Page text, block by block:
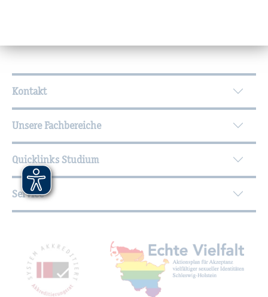
Wei­ter­füh­ren­de In­for­ma­tio­nen
Kontakt
Unsere Fachbereiche
Quicklinks Studium
Service
Mit­glied­schaf­ten,